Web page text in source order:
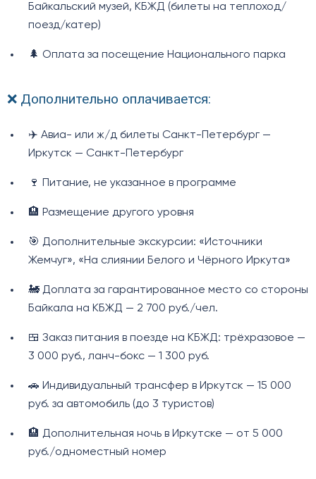
Байкальский музей, КБЖД (билеты на теплоход/
поезд/катер)
🌲 Оплата за посещение Национального парка
❌ Дополнительно оплачивается:
✈️ Авиа- или ж/д билеты Санкт-Петербург —
Иркутск — Санкт-Петербург
🍷 Питание, не указанное в программе
🏨 Размещение другого уровня
🎯 Дополнительные экскурсии: «Источники
Жемчуг», «На слиянии Белого и Чёрного Иркута»
🚂 Доплата за гарантированное место со стороны
Байкала на КБЖД — 2 700 руб./чел.
🍱 Заказ питания в поезде на КБЖД: трёхразовое —
3 000 руб., ланч-бокс — 1 300 руб.
🚗 Индивидуальный трансфер в Иркутск — 15 000
руб. за автомобиль (до 3 туристов)
🏨 Дополнительная ночь в Иркутске — от 5 000
руб./одноместный номер